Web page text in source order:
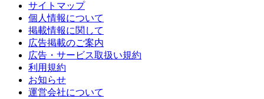
サイトマップ
個人情報について
掲載情報に関して
広告掲載のご案内
広告・サービス取扱い規約
利用規約
お知らせ
運営会社について